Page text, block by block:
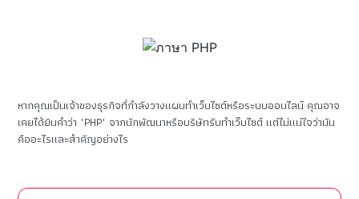
หากคุณเป็นเจ้าของธุรกิจที่กำลังวางแผนทำเว็บไซต์หรือระบบออนไลน์ คุณอาจ
เคยได้ยินคำว่า "PHP" จากนักพัฒนาหรือบริษัทรับทำเว็บไซต์ แต่ไม่แน่ใจว่ามัน
คืออะไรและสำคัญอย่างไร